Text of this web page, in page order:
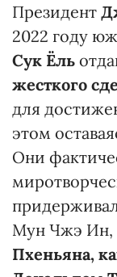
Президент
2022 году
Сук Ёль
жесткого
для
этом
Они
Мун Чжэ Ин,
Пхеньяна,